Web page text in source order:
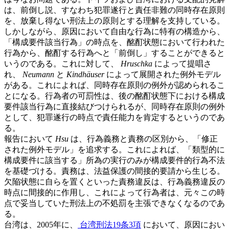
は、前倒し説、すなわち犯罪遂行と責任非難の同時存在原則
を、放棄し得ない刑法上の原則とする理解を支持している。
しかしながら、原因において自由な行為に特有の構造から、
「構成要件該当行為」の時点を、酩酊状態において行われた
行為から、酩酊する行為へと「前倒し」することができると
いうのである。これに対して、 Hruschka によって提唱さ
れ、
Neumann と Kindhäuserによって展開された例外モデル
がある。これによれば、同時存在原則の例外が認められるこ
とになる。行為者の可罰性は、後の酩酊状態下における構成
要件該当行為に直接結びつけられるが、同時存在原則の例外
として、犯罪遂行の時点で責任能力を肯定するというのであ
る。
報告において Hsu は、行為義務と責務の区別から、「修正
された例外モデル」を追求する。これによれば、「類型的に
構成要件に該当する」所為の実行のみが構成要件的行為不法
を基礎づける。責務は、法益保護の間接的要請から生じる。
欠陥状態に自らを置くといった責務違反は、行為義務違反の
時点に間接的に作用し、これによって行為者は、元々この時
点で妥当していた刑法上の不処罰を主張できなくなるのであ
る。
台湾は、2005年に、
台湾刑法19条3項 において、原因におい